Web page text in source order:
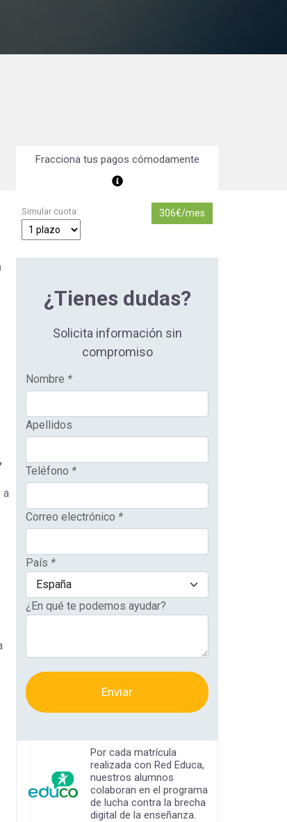
Intervención
a
Fracciona tus pagos cómodamente
Simular cuota: 306€/mes
¿Tienes dudas?
Solicita información sin
compromiso
Nombre *
Apellidos
Teléfono *
Correo electrónico *
País *
¿En qué te podemos ayudar?
Enviar
Por cada matrícula
realizada con Red Educa,
nuestros alumnos
colaboran en el programa
de lucha contra la brecha
digital de la enseñanza.